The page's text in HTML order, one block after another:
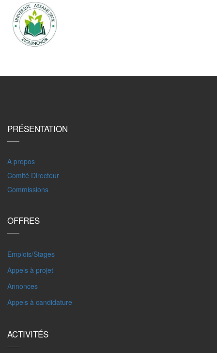
PRÉSENTATION
A propos
Comité Directeur
Commissions
OFFRES
Emplois/Stages
Appels à projet
Annonces
Appels à candidature
ACTIVITÉS